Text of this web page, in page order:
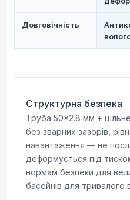
Довговічність
Структурна безпека
Труба 50×2.8 мм +
без зварних зазорів,
навантаження — не
деформується під
нормам безпеки для
басейнів для тривалого